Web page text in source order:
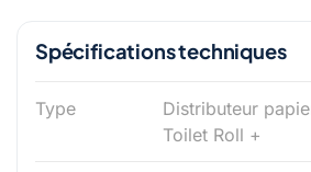
Spécifications techniques
Type
Distributeur
Toilet Roll +